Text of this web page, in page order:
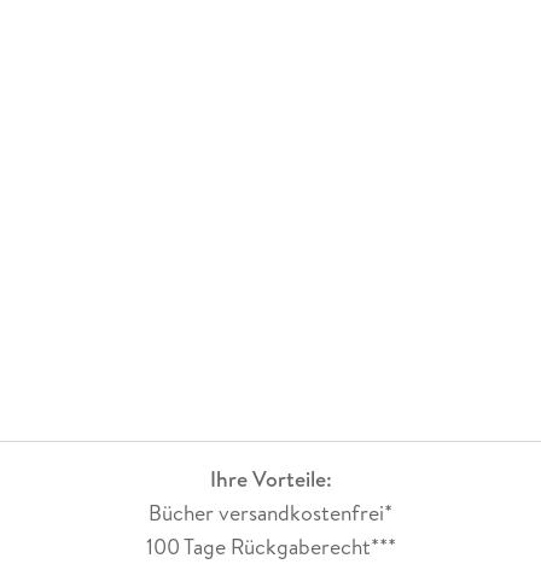
Ihre Vorteile:
Bücher versandkostenfrei*
100 Tage Rückgaberecht***